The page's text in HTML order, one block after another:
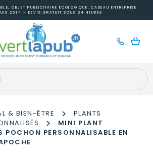
OBJET PUBLICITAIRE ÉCOLOGIQUE, CADEAU ENTREPRISE
2014 - DEVIS GRATUIT SOUS 24 HEURES
& BIEN-ÊTRE >
PLANTS
>
MINI PLANT
POCHON PERSONNALISABLE EN